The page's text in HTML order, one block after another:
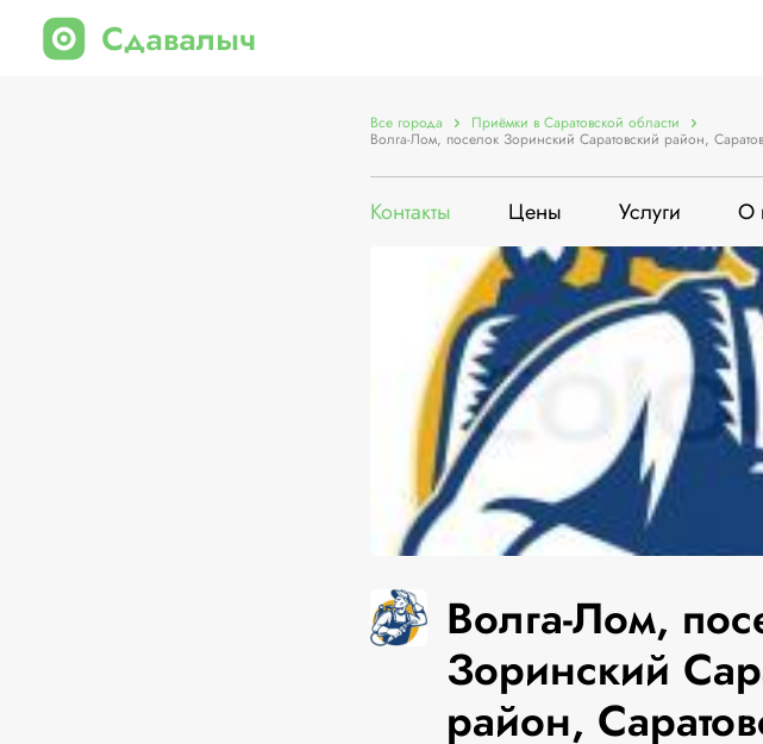
Все города Приёмки в Саратовской области
Волга-Лом, поселок Зоринский Саратовский район,
Контакты Цены Услуги О
Волга-Лом,
Зоринский
район,